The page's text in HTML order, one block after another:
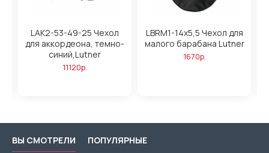
LAK2-53-49-25 Чехол
для аккордеона, темно-
синий,Lutner
11120р.
LBRM1-14x5,5 Чехол для
малого барабана Lutner
1670р.
ВЫ СМОТРЕЛИ ПОПУЛЯРНЫЕ